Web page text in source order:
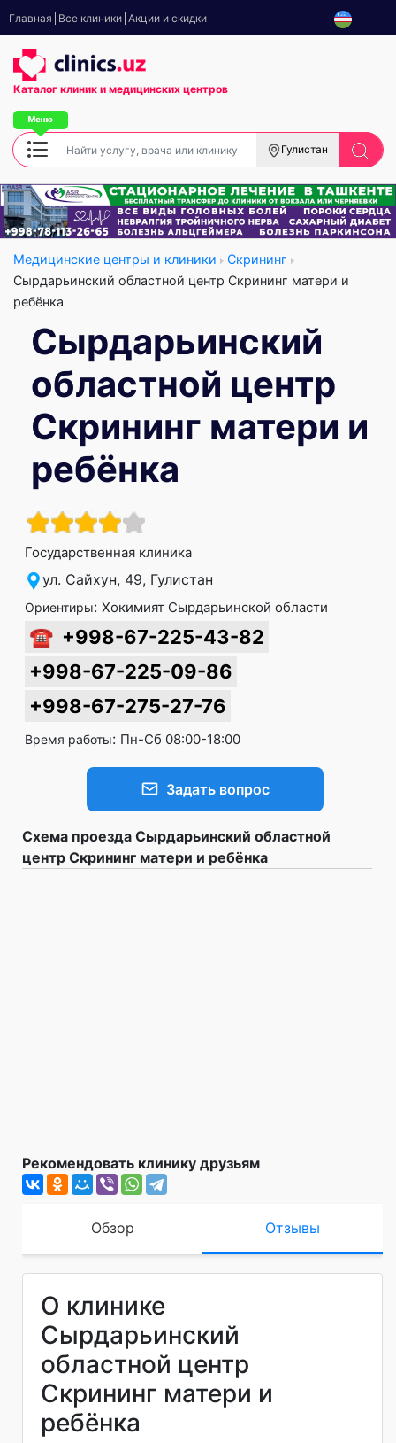
Главная Все клиники Акции и скидки
Каталог клиник и медицинских центров
Гулистан
Медицинские центры и клиники
Скрининг
Сырдарьинский областной центр Скрининг матери и
ребёнка
Сырдарьинский
областной центр
Скрининг матери и
ребёнка
Государственная клиника
ул. Сайхун, 49, Гулистан
Ориентиры: Хокимият Сырдарьинской области
☎ +998-67-225-43-82
+998-67-225-09-86
+998-67-275-27-76
Время работы: Пн-Сб 08:00-18:00
Задать вопрос
Схема проезда Сырдарьинский областной
центр Скрининг матери и ребёнка
Рекомендовать клинику друзьям
Обзор Отзывы
О клинике
Сырдарьинский
областной центр
Скрининг матери и
ребёнка